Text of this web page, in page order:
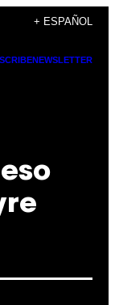
+ ESPAÑOL
NEWSLETTER